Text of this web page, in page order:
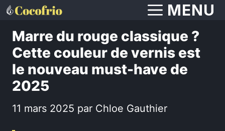
Aller
contenu
MENU
Marre du rouge classique ?
Cette couleur de vernis est
le nouveau must-have de
2025
11 mars 2025 par Chloe Gauthier